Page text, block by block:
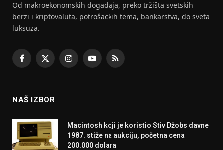
Od makroekonomskih dogadaja, preko tržišta svetskih
berzi i kriptovaluta, potrošackih tema, bankarstva, do sveta
luksuza.
Facebook
X
InstagramYouTubeRSS
NAŠ IZBOR
Macintosh koji je koristio Stiv Džobs davne
1987. stiže na aukciju, početna cena
200.000 dolara